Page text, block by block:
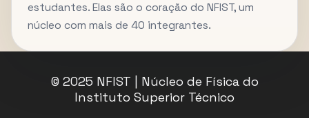
estudantes. Elas são o coração do NFIST, um
núcleo com mais de 40 integrantes.
© 2025 NFIST | Núcleo de Física do
Instituto Superior Técnico